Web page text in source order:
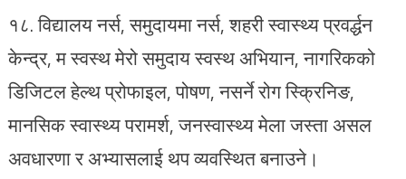
१८.⁠ ⁠विद्यालय नर्स, समुदायमा नर्स, शहरी स्वास्थ्य प्रवर्द्धन
केन्द्र, म स्वस्थ मेरो समुदाय स्वस्थ अभियान, नागरिकको
डिजिटल हेल्थ प्रोफाइल, पोषण, नसर्ने रोग स्क्रिनिङ,
मानसिक स्वास्थ्य परामर्श, जनस्वास्थ्य मेला जस्ता असल
अवधारणा र अभ्यासलाई थप व्यवस्थित बनाउने।